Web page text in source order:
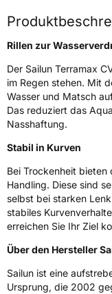
Fahrzeugart
PKW &
SchlauchtypTL
ZustandNeureifen
EU Label
Effizienz C
NasshaftungD
Rollgeräusch (Klasse)
Rollgeräusch (dB)71
Rillen zur
Der Sailun Terramax
im Regen stehen. Mit
Wasser und Matsch
Das reduziert das
Nasshaftung.
Stabil in Kurven
Bei Trockenheit
Handling. Diese sind
selbst bei starken
stabiles
erreichen Sie Ihr Ziel
Über den Hersteller
Sailun ist eine
Ursprung, die 2002